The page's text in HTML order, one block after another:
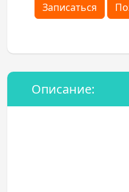
Записаться
Описание: